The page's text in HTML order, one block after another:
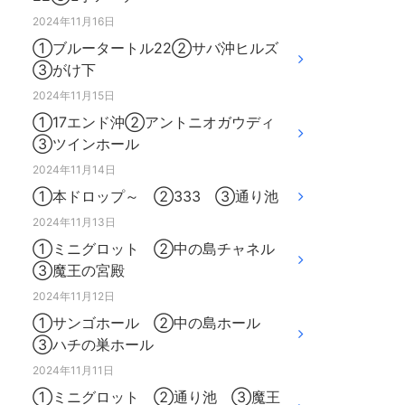
2024年11月16日
①ブルータートル22②サバ沖ヒルズ
③がけ下
2024年11月15日
①17エンド沖②アントニオガウディ
③ツインホール
2024年11月14日
①本ドロップ～ ②333 ③通り池
2024年11月13日
①ミニグロット ②中の島チャネル
③魔王の宮殿
2024年11月12日
①サンゴホール ②中の島ホール
③ハチの巣ホール
2024年11月11日
①ミニグロット ②通り池 ③魔王